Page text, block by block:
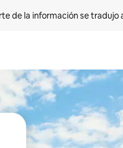
de la información se